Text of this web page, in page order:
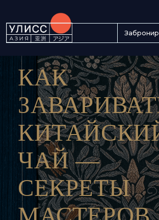
КАК
ЗАВАРИВАТЬ
КИТАЙСКИЙ
ЧАЙ —
СЕКРЕТЫ
МАСТЕРОВ
«УЛИСС